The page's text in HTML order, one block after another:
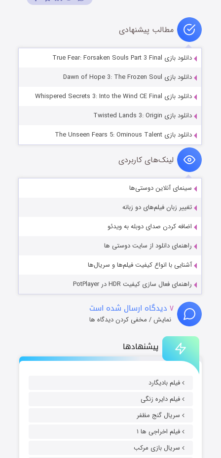
پیشنهادها
فیلم بادیگارد
فیلم دایره زنگی
سریال گنج مظفر
فیلم اخراجی ها ۱
سریال بازی مرکب
مطالب پیشنهادی
دانلود بازی True Fear: Forsaken Souls Part 3 Final
دانلود بازی Dawn of Hope 3: The Frozen Soul
دانلود بازی Whispered Secrets 3: Into the Wind CE Final
دانلود بازی Twisted Lands 3: Origin
دانلود بازی The Unseen Fears 5: Ominous Talent
لینک‌های کاربردی
سینمای آنلاین دوستی‌ها
تغییر زبان فیلم‌های دو زبانه
اضافه کردن صدای دوبله به ویدئو
راهنمای دانلود از سایت دوستی ها
آشنایی با انواع کیفیت فیلم‌ها و سریال‌ها
راهنمای فعال سازی کیفیت HDR در PotPlayer
۷ دیدگاه ارسال شده است
نمایش / مخفی کردن دیدگاه ها